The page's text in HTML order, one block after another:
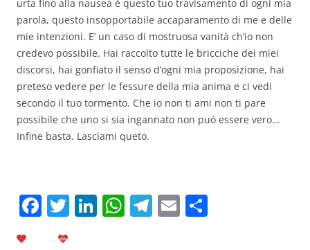
urta fino alla nausea é questo tuo travisamento di ogni mia
parola, questo insopportabile accaparamento di me e delle
mie intenzioni. E’ un caso di mostruosa vanità ch’io non
credevo possibile. Hai raccolto tutte le bricciche dei miei
discorsi, hai gonfiato il senso d’ogni mia proposizione, hai
preteso vedere per le fessure della mia anima e ci vedi
secondo il tuo tormento. Che io non ti ami non ti pare
possibile che uno si sia ingannato non puó essere vero…
Infine basta. Lasciami queto.
F T Li W T E